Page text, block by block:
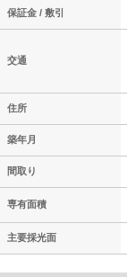
保証金 / 敷引
交通
住所
築年月
間取り
専有面積
主要採光面